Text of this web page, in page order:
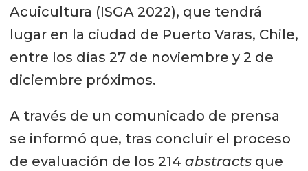
Acuicultura (ISGA 2022), que tendrá
lugar en la ciudad de Puerto Varas, Chile,
entre los días 27 de noviembre y 2 de
diciembre próximos.
A través de un comunicado de prensa
se informó que, tras concluir el proceso
de evaluación de los 214 abstractsque